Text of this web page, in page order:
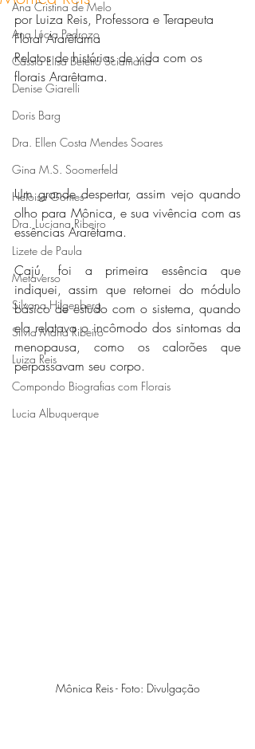
Ana Cristina de Melo
Ana Lúcia Pedrozo
Cássia Elisa Betetto Sciamana
Denise Giarelli
Doris Barg
Dra. Ellen Costa Mendes Soares
Gina M.S. Soomerfeld
Heloisa Gomes
Dra. Luciana Ribeiro
Lizete de Paula
Metaverso
Silvana Hilgenberg
Silvia Maria Ribeiro
Luiza Reis
Compondo Biografias com Florais
Lucia Albuquerque
por Luiza Reis, Professora e Terapeuta
Floral Ararêtama
Relatos de histórias de vida com os
florais Ararêtama.
Um grande despertar, assim vejo quando
olho para Mônica, e sua vivência com as
essências Ararêtama.
Cajú, foi a primeira essência que
indiquei, assim que retornei do módulo
básico de estudo com o sistema, quando
ela relatava o incômodo dos sintomas da
menopausa, como os calorões que
perpassavam seu corpo.
Mônica Reis - Foto: Divulgação